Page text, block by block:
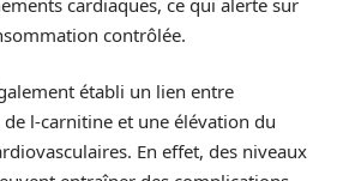
contrôlée.
établi un lien entre
de l-carnitine et une élévation du
En effet, des niveaux